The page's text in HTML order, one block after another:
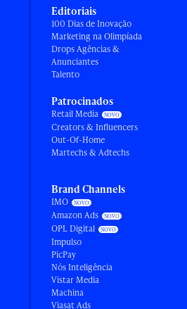
Editoriais
100 Dias de Inovação
Marketing na Olimpíada
Drops Agências &
Anunciantes
Talento
Patrocinados
Retail Media
Creators & Influencers
Out-Of-Home
Martechs & Adtechs
Brand Channels
IMO
Amazon Ads
OPL Digital
Impulso
PicPay
Nós Inteligência
Vistar Media
Machina
Viasat Ads